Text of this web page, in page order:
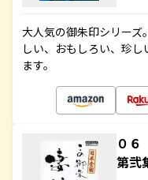
大人気の御朱印シリー
しい、おもしろい、珍
ます。
０
第弐